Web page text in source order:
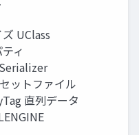
UClass
ィ
ットファイル
直列データ